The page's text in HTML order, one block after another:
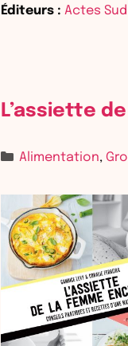
Éditeurs : Actes
L’assiette
Alimentation,